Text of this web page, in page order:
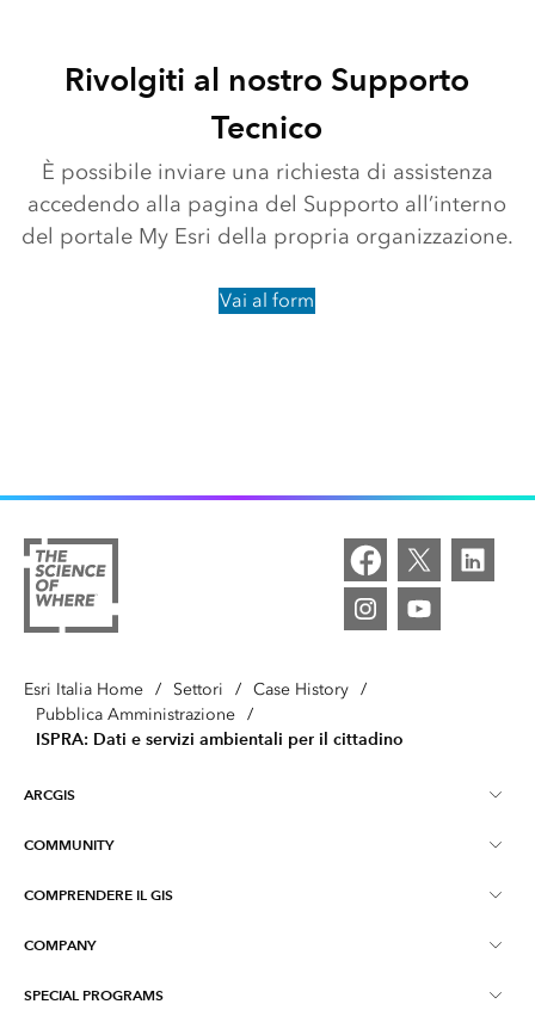
Rivolgiti al nostro Supporto
Tecnico
È possibile inviare una richiesta di assistenza
accedendo alla pagina del Supporto all’interno
del portale My Esri della propria organizzazione.
Vai al form
Esri Italia Home / Settori / Case History /
Pubblica Amministrazione /
ISPRA: Dati e servizi ambientali per il cittadino
ARCGIS
Informazioni su ArcGIS
ArcGIS Pro
COMMUNITY
Esri Community (GeoNet)
ArcGIS Blog
COMPRENDERE IL GIS
Cosa è il GIS?
Formazione
COMPANY
Contatti
SPECIAL PROGRAMS